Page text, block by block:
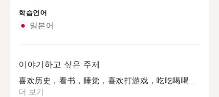
학습언어
일본어
이야기하고 싶은 주제
喜欢历史，看书，睡觉，喜欢打游戏，吃吃喝喝...
더 보기